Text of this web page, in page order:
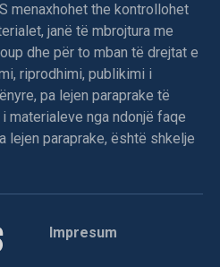
menaxhohet the kontrollohet
janë të mbrojtura me
dhe për to mban të drejtat e
riprodhimi, publikimi i
pa lejen paraprake të
materialeve nga ndonjë faqe
lejen paraprake, është shkelje
Impresum